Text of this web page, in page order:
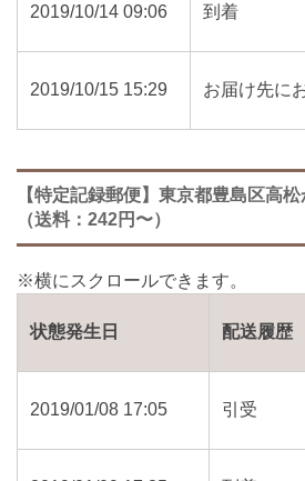
2019/10/14 09:06 到着
2019/10/15 15:29 お届け先に
【特定記録郵便】東京都豊島区高
（送料：242円〜）
状態発生日 配送履歴
2019/01/08 17:05 引受